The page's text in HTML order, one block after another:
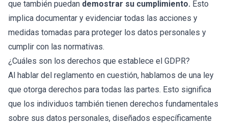
que también puedan demostrar su cumplimiento. Esto
implica documentar y evidenciar todas las acciones y
medidas tomadas para proteger los datos personales y
cumplir con las normativas.
¿Cuáles son los derechos que establece el GDPR?
Al hablar del reglamento en cuestión, hablamos de una ley
que otorga derechos para todas las partes. Esto significa
que los individuos también tienen derechos fundamentales
sobre sus datos personales, diseñados específicamente